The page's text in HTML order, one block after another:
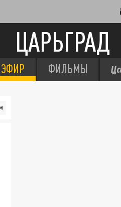
ЦАРЬГРАД
ЭФИР ФИЛЬМЫ